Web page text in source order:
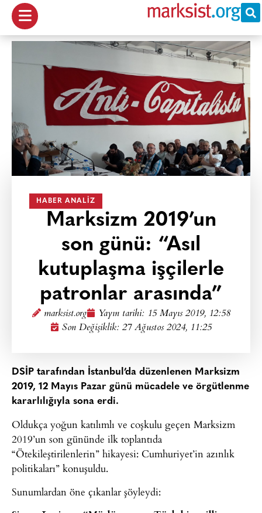
HABER ANALIZ
Marksizm 2019’un
son günü: “Asıl
kutuplaşma işçilerle
patronlar arasında”
marksist.org Yayın tarihi: 15 Mayıs 2019, 12:58
Son Değişiklik: 27 Ağustos 2024, 11:25
DSİP tarafından İstanbul’da düzenlenen Marksizm
2019, 12 Mayıs Pazar günü mücadele ve örgütlenme
kararlılığıyla sona erdi.
Oldukça yoğun katılımlı ve coşkulu geçen Marksizm
2019’un son gününde ilk toplantıda
“Ötekileştirilenlerin” hikayesi: Cumhuriyet’in azınlık
politikaları” konuşuldu.
Sunumlardan öne çıkanlar şöyleydi: